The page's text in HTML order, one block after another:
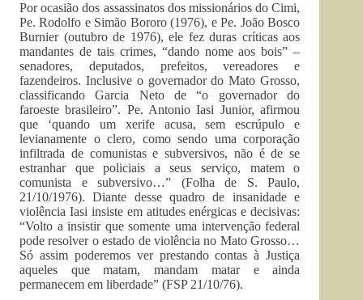
Por ocasião dos assassinatos dos missionários do Cimi,
Pe. Rodolfo e Simão Bororo (1976), e Pe. João Bosco
Burnier (outubro de 1976), ele fez duras críticas aos
mandantes de tais crimes, “dando nome aos bois” –
senadores, deputados, prefeitos, vereadores e
fazendeiros. Inclusive o governador do Mato Grosso,
classificando Garcia Neto de “o governador do
faroeste brasileiro”. Pe. Antonio Iasi Junior, afirmou
que ‘quando um xerife acusa, sem escrúpulo e
levianamente o clero, como sendo uma corporação
infiltrada de comunistas e subversivos, não é de se
estranhar que policiais a seus serviço, matem o
comunista e subversivo…” (Folha de S. Paulo,
21/10/1976). Diante desse quadro de insanidade e
violência Iasi insiste em atitudes enérgicas e decisivas:
“Volto a insistir que somente uma intervenção federal
pode resolver o estado de violência no Mato Grosso…
Só assim poderemos ver prestando contas à Justiça
aqueles que matam, mandam matar e ainda
permanecem em liberdade” (FSP 21/10/76).